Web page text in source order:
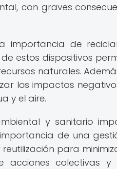
con graves
importancia de
estos dispositivos
naturales.
los impactos
y el aire.
y sanitario
de una
para
colectivas y